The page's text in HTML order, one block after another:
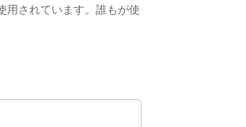
用されています。誰もが使